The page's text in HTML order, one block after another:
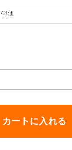
48個
カートに入れる